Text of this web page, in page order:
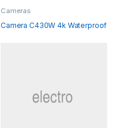
Cameras
Camera C430W 4k Waterproof